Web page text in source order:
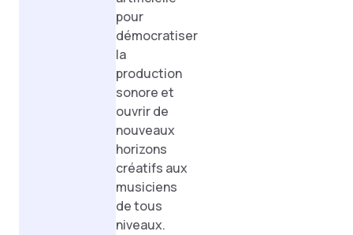
pour
démocratiser
la
production
sonore et
ouvrir de
nouveaux
horizons
créatifs aux
musiciens
de tous
niveaux.